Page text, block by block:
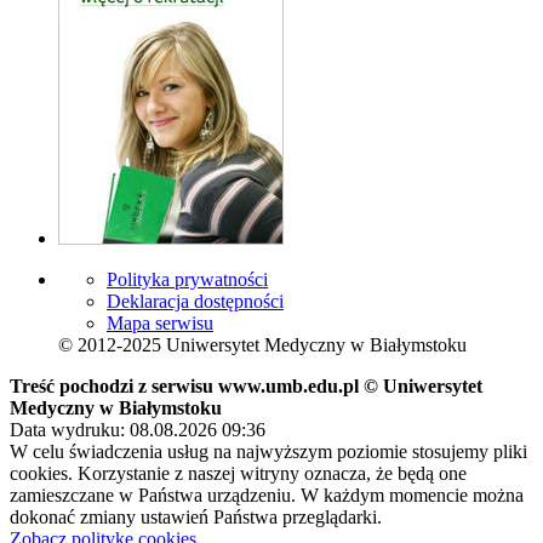
Polityka prywatności
Deklaracja dostępności
Mapa serwisu
© 2012-2025 Uniwersytet Medyczny w Białymstoku
Treść pochodzi z serwisu www.umb.edu.pl © Uniwersytet
Medyczny w Białymstoku
Data wydruku: 08.08.2026 09:36
W celu świadczenia usług na najwyższym poziomie stosujemy pliki
cookies. Korzystanie z naszej witryny oznacza, że będą one
zamieszczane w Państwa urządzeniu. W każdym momencie można
dokonać zmiany ustawień Państwa przeglądarki.
Zobacz politykę cookies.